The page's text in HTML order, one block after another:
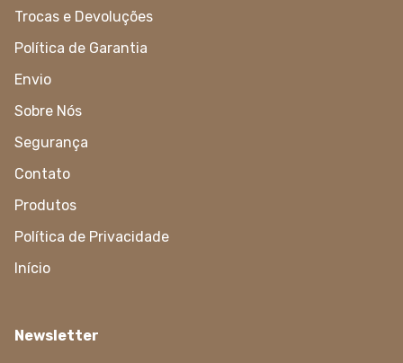
Trocas e Devoluções
Política de Garantia
Envio
Sobre Nós
Segurança
Contato
Produtos
Política de Privacidade
Início
Newsletter